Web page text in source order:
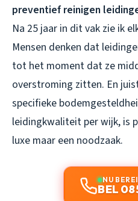
preventief reinigen
Na 25 jaar in dit vak zie ik
Mensen denken dat
tot het moment dat ze
overstroming zitten. En
specifieke
leidingkwaliteit per wijk, is
luxe maar een noodzaak.
NU
BEL